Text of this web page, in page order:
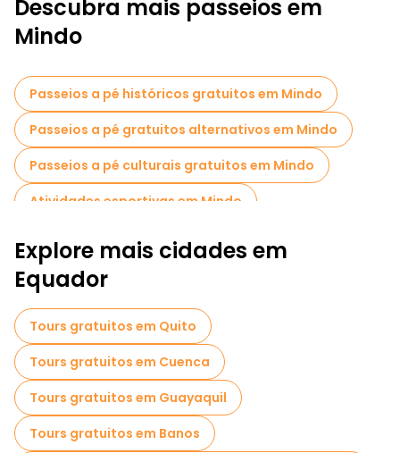
floresta nublada, onde poderá observar várias espécies de
aves, incluindo tucanos e colibris. Visite o rio Mindo, onde
pode apreciar o ambiente sereno e possivelmente dar um
Para uma experiência mais aventureira, a excursão pode
incluir uma caminhada até à cascata de Nambillo, uma
caraterística natural deslumbrante rodeada por uma
vegetação luxuriante. Ao longo do caminho, poderá aprender
sobre a flora e fauna locais com o seu guia.
Mindo oferece uma experiência fascinante a todos os
visitantes. Uma visita guiada gratuita é a forma perfeita de
Descubra mais passeios em
Mindo
Passeios a pé históricos gratuitos em Mindo
Passeios a pé gratuitos alternativos em Mindo
Passeios a pé culturais gratuitos em Mindo
Atividades esportivas em Mindo
Passeios gratuitos de um dia em Mindo
Explore mais cidades em
Equador
Tours gratuitos em Quito
Tours gratuitos em Cuenca
Tours gratuitos em Guayaquil
Tours gratuitos em Banos